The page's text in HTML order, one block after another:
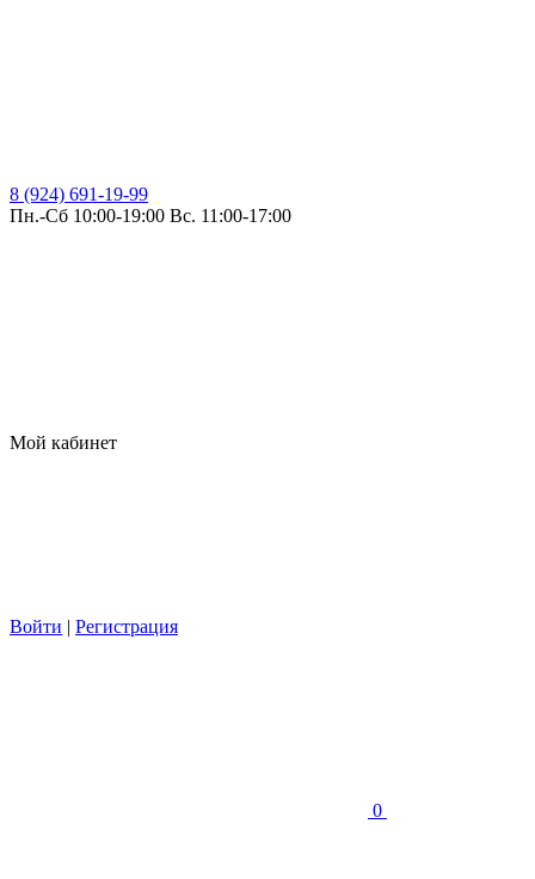
8 (924) 691-19-99
Пн.-Сб 10:00-19:00 Вс. 11:00-17:00
Мой кабинет
Войти | Регистрация
0